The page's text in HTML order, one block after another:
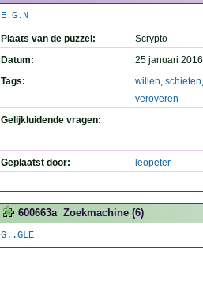
E.G.N
Plaats van de puzzel:
Scrypto
Datum:
25 januari
Tags:
willen, schieten
veroveren
Gelijkluidende vragen:
Geplaatst door: leopeter
600663a Zoekmachine (6)
G..GLE